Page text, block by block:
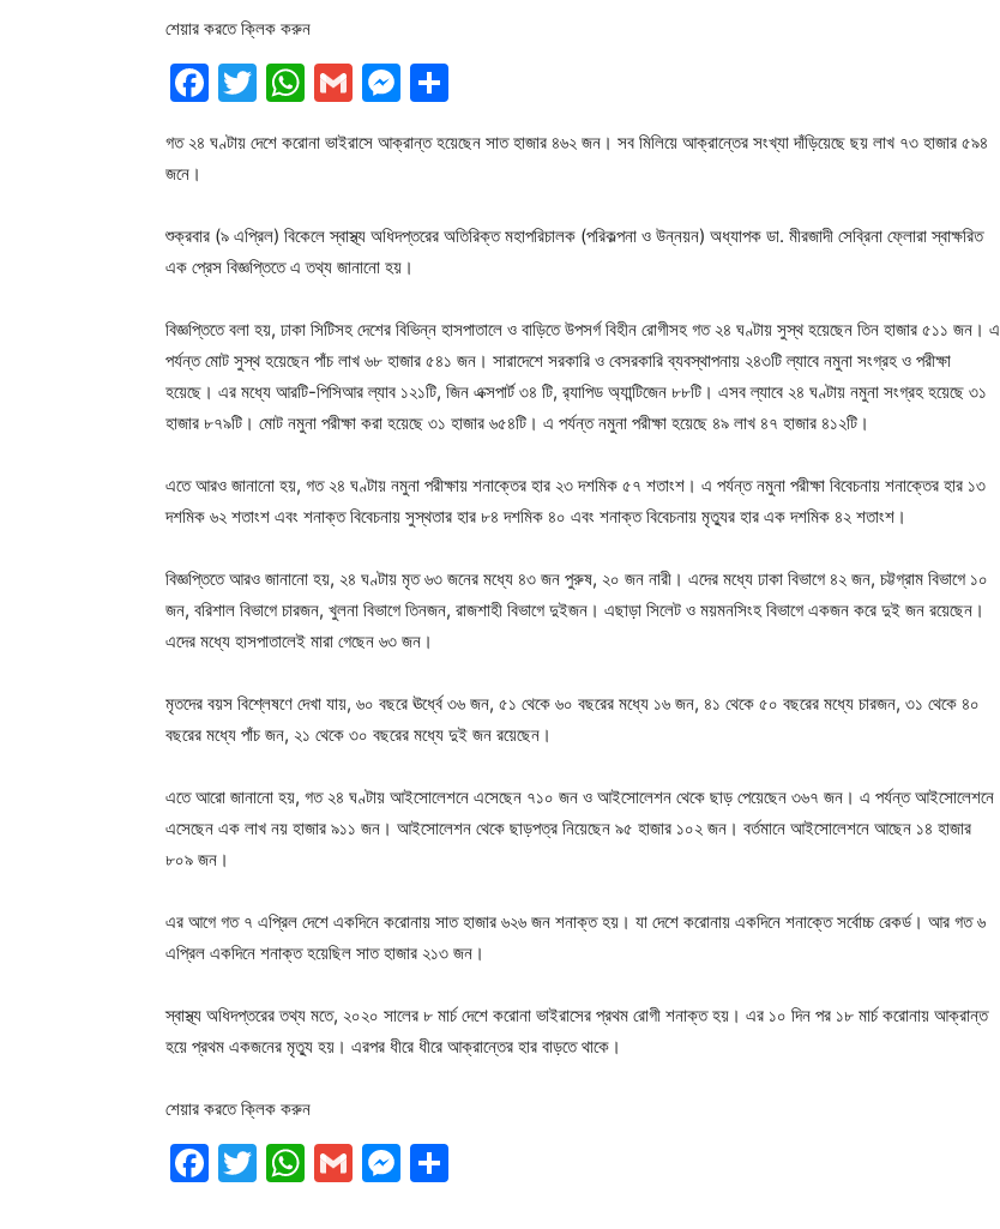
শেয়ার করতে ক্লিক করুন
Facebook
Twitter
WhatsApp
GmailMessenger
গত ২৪ ঘণ্টায় দেশে করোনা ভাইরাসে আক্রান্ত হয়েছেন সাত হাজার ৪৬২ জন। সব মিলিয়ে আক্রান্তের সংখ্যা দাঁড়িয়েছে ছয় লাখ ৭৩ হাজার ৫৯৪
জনে।
শুক্রবার (৯ এপ্রিল) বিকেলে স্বাস্থ্য অধিদপ্তরের অতিরিক্ত মহাপরিচালক (পরিকল্পনা ও উন্নয়ন) অধ্যাপক ডা. মীরজাদী সেব্রিনা ফ্লোরা স্বাক্ষরিত
এক প্রেস বিজ্ঞপ্তিতে এ তথ্য জানানো হয়।
বিজ্ঞপ্তিতে বলা হয়, ঢাকা সিটিসহ দেশের বিভিন্ন হাসপাতালে ও বাড়িতে উপসর্গ বিহীন রোগীসহ গত ২৪ ঘণ্টায় সুস্থ হয়েছেন তিন হাজার ৫১১ জন। এ
পর্যন্ত মোট সুস্থ হয়েছেন পাঁচ লাখ ৬৮ হাজার ৫৪১ জন। সারাদেশে সরকারি ও বেসরকারি ব্যবস্থাপনায় ২৪৩টি ল্যাবে নমুনা সংগ্রহ ও পরীক্ষা
হয়েছে। এর মধ্যে আরটি-পিসিআর ল্যাব ১২১টি, জিন এক্সপার্ট ৩৪ টি, র‌্যাপিড অ্যান্টিজেন ৮৮টি। এসব ল্যাবে ২৪ ঘণ্টায় নমুনা সংগ্রহ হয়েছে ৩১
হাজার ৮৭৯টি। মোট নমুনা পরীক্ষা করা হয়েছে ৩১ হাজার ৬৫৪টি। এ পর্যন্ত নমুনা পরীক্ষা হয়েছে ৪৯ লাখ ৪৭ হাজার ৪১২টি।
এতে আরও জানানো হয়, গত ২৪ ঘণ্টায় নমুনা পরীক্ষায় শনাক্তের হার ২৩ দশমিক ৫৭ শতাংশ। এ পর্যন্ত নমুনা পরীক্ষা বিবেচনায় শনাক্তের হার ১৩
দশমিক ৬২ শতাংশ এবং শনাক্ত বিবেচনায় সুস্থতার হার ৮৪ দশমিক ৪০ এবং শনাক্ত বিবেচনায় মৃত্যুর হার এক দশমিক ৪২ শতাংশ।
বিজ্ঞপ্তিতে আরও জানানো হয়, ২৪ ঘণ্টায় মৃত ৬৩ জনের মধ্যে ৪৩ জন পুরুষ, ২০ জন নারী। এদের মধ্যে ঢাকা বিভাগে ৪২ জন, চট্টগ্রাম বিভাগে ১০
জন, বরিশাল বিভাগে চারজন, খুলনা বিভাগে তিনজন, রাজশাহী বিভাগে দুইজন। এছাড়া সিলেট ও ময়মনসিংহ বিভাগে একজন করে দুই জন রয়েছেন।
এদের মধ্যে হাসপাতালেই মারা গেছেন ৬৩ জন।
মৃতদের বয়স বিশ্লেষণে দেখা যায়, ৬০ বছরে ঊর্ধ্বে ৩৬ জন, ৫১ থেকে ৬০ বছরের মধ্যে ১৬ জন, ৪১ থেকে ৫০ বছরের মধ্যে চারজন, ৩১ থেকে ৪০
বছরের মধ্যে পাঁচ জন, ২১ থেকে ৩০ বছরের মধ্যে দুই জন রয়েছেন।
এতে আরো জানানো হয়, গত ২৪ ঘণ্টায় আইসোলেশনে এসেছেন ৭১০ জন ও আইসোলেশন থেকে ছাড় পেয়েছেন ৩৬৭ জন। এ পর্যন্ত আইসোলেশনে
এসেছেন এক লাখ নয় হাজার ৯১১ জন। আইসোলেশন থেকে ছাড়পত্র নিয়েছেন ৯৫ হাজার ১০২ জন। বর্তমানে আইসোলেশনে আছেন ১৪ হাজার
৮০৯ জন।
এর আগে গত ৭ এপ্রিল দেশে একদিনে করোনায় সাত হাজার ৬২৬ জন শনাক্ত হয়। যা দেশে করোনায় একদিনে শনাক্তে সর্বোচ্চ রেকর্ড। আর গত ৬
এপ্রিল একদিনে শনাক্ত হয়েছিল সাত হাজার ২১৩ জন।
স্বাস্থ্য অধিদপ্তরের তথ্য মতে, ২০২০ সালের ৮ মার্চ দেশে করোনা ভাইরাসের প্রথম রোগী শনাক্ত হয়। এর ১০ দিন পর ১৮ মার্চ করোনায় আক্রান্ত
হয়ে প্রথম একজনের মৃত্যু হয়। এরপর ধীরে ধীরে আক্রান্তের হার বাড়তে থাকে।
শেয়ার করতে ক্লিক করুন
Facebook
Twitter
WhatsApp
GmailMessenger